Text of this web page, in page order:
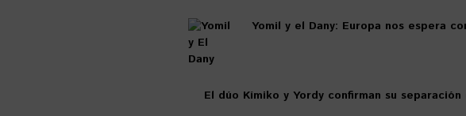
Yomil y el Dany: Europa nos espera
El dúo Kímiko y Yordy confirman su separación